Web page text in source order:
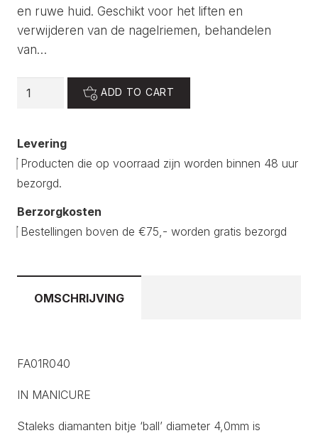
en ruwe huid. Geschikt voor het liften en
verwijderen van de nagelriemen, behandelen
van…
Staleks
Diamanten
'ball'
Rood
quantity
ADD TO CART
Levering
Producten die op voorraad zijn worden binnen 48 uur
bezorgd.
Berzorgkosten
Bestellingen boven de €75,- worden gratis bezorgd
OMSCHRIJVING
FA01R040
IN MANICURE
Staleks diamanten bitje ‘ball’ diameter 4,0mm is